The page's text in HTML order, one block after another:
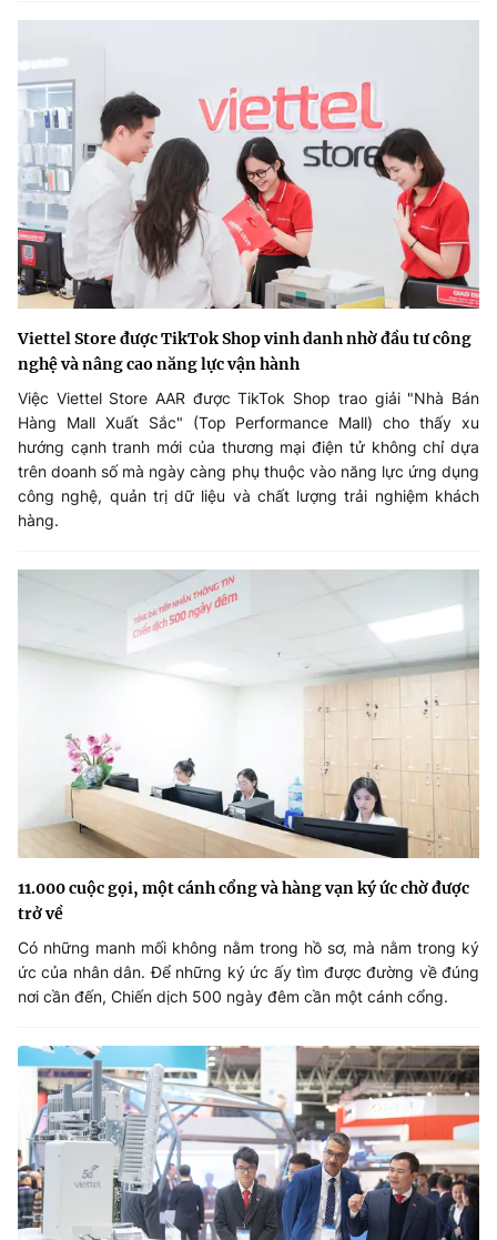
Viettel Store được TikTok Shop vinh danh nhờ đầu tư công
nghệ và nâng cao năng lực vận hành
Việc Viettel Store AAR được TikTok Shop trao giải "Nhà Bán
Hàng Mall Xuất Sắc" (Top Performance Mall) cho thấy xu
hướng cạnh tranh mới của thương mại điện tử không chỉ dựa
trên doanh số mà ngày càng phụ thuộc vào năng lực ứng dụng
công nghệ, quản trị dữ liệu và chất lượng trải nghiệm khách
hàng.
11.000 cuộc gọi, một cánh cổng và hàng vạn ký ức chờ được
trở về
Có những manh mối không nằm trong hồ sơ, mà nằm trong ký
ức của nhân dân. Để những ký ức ấy tìm được đường về đúng
nơi cần đến, Chiến dịch 500 ngày đêm cần một cánh cổng.